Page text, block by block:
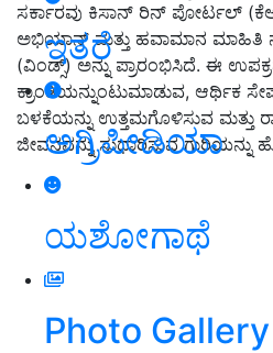
ಇತರೆ
ಅಗ್ರಿಪೀಡಿಯಾ
ಯಶೋಗಾಥೆ
Photo Gallery
ಸರ್ಕಾರವು ಕಿಸಾನ್ ರಿನ್ ಪೋರ್ಟಲ್
ಅಭಿಯಾನ್ ಮತ್ತು ಹವಾಮಾನ ಮಾಹಿತಿ
(ವಿಂಡ್ಸ್) ಅನ್ನು ಪ್ರಾರಂಭಿಸಿದೆ. ಈ
ಕ್ರಾಂತಿಯನ್ನುಂಟುಮಾಡುವ, ಆರ್ಥಿಕ
ಬಳಕೆಯನ್ನು ಉತ್ತಮಗೊಳಿಸುವ ಮತ್ತು
ಜೀವನವನ್ನು ಸುಧಾರಿಸುವ ಗುರಿಯನ್ನು